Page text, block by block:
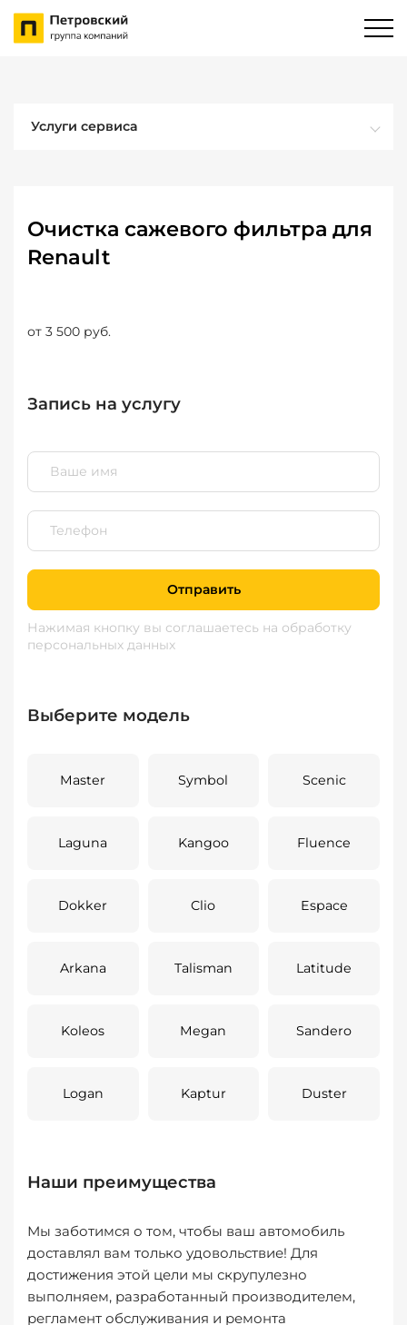
Услуги сервиса
Очистка сажевого фильтра для
Renault
от 3 500 руб.
Запись на услугу
Отправить
Нажимая кнопку вы соглашаетесь на обработку
персональных данных
Выберите модель
Master Symbol Scenic
Laguna Kangoo Fluence
Dokker Clio Espace
Arkana Talisman Latitude
Koleos Megan Sandero
Logan Kaptur Duster
Наши преимущества
Мы заботимся о том, чтобы ваш автомобиль
доставлял вам только удовольствие! Для
достижения этой цели мы скрупулезно
выполняем, разработанный производителем,
регламент обслуживания и ремонта